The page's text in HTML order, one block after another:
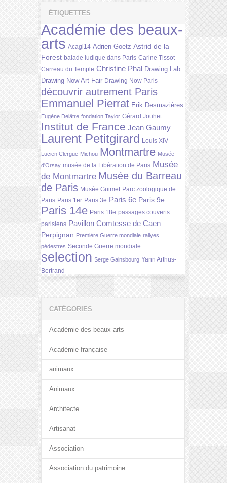
ÉTIQUETTES
Académie des beaux-
arts Acagl14 Adrien Goetz Astrid de la
Forest balade ludique dans Paris Carine Tissot
Carreau du Temple Christine Phal Drawing Lab
Drawing Now Art Fair Drawing Now Paris
découvrir autrement Paris
Emmanuel Pierrat Erik Desmazières
Eugène Delâtre fondation Taylor Gérard Jouhet
Institut de France Jean Gaumy
Laurent Petitgirard Louis XIV
Lucien Clergue Michou Montmartre Musée
d'Orsay musée de la Libération de Paris Musée
de Montmartre Musée du Barreau
de Paris Musée Guimet Parc zoologique de
Paris Paris 1er Paris 3e Paris 6e Paris 9e
Paris 14e Paris 18e passages couverts
parisiens Pavillon Comtesse de Caen
Perpignan Première Guerre mondiale rallyes
pédestres Seconde Guerre mondiale
selection Serge Gainsbourg Yann Arthus-
Bertrand
CATÉGORIES
Académie des beaux-arts
Académie française
animaux
Animaux
Architecte
Artisanat
Association
Association du patrimoine